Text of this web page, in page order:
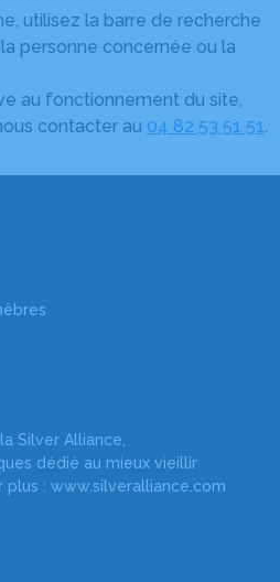
utilisez la barre de recherche
personne concernée ou la
au fonctionnement du site,
contacter au 04 82 53 51 51.
Silver Alliance,
dédié au mieux vieillir
plus : www.silveralliance.com